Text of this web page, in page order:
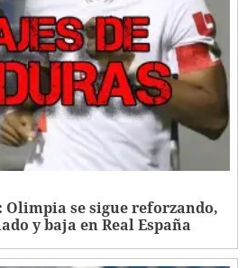
Olimpia se sigue reforzando,
y baja en Real España